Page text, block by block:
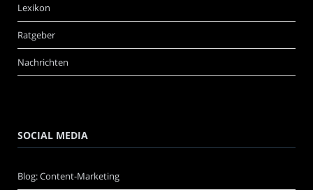
Lexikon
Ratgeber
Nachrichten
SOCIAL MEDIA
Blog: Content-Marketing